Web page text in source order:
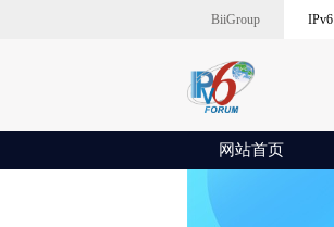
BiiGroup IPv6
网站首页